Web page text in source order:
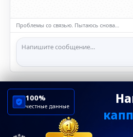
насилию.
ℹ️ Модераторы и администраторы
сообщения и ограничивать
нарушении правил.
Проблемы со связью. Пытаюсь снова…
100%
честные данные
ChelseaBluesRu